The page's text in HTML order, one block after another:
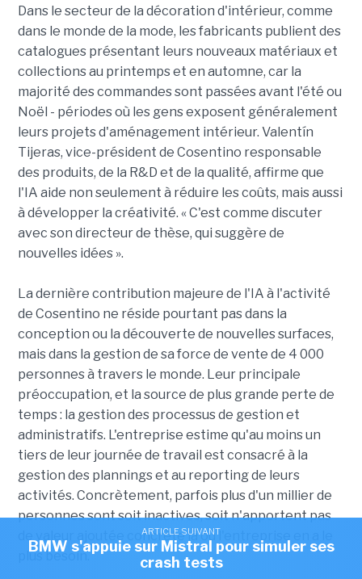
Dans le secteur de la décoration d'intérieur, comme
dans le monde de la mode, les fabricants publient des
catalogues présentant leurs nouveaux matériaux et
collections au printemps et en automne, car la
majorité des commandes sont passées avant l'été ou
Noël - périodes où les gens exposent généralement
leurs projets d'aménagement intérieur. Valentín
Tijeras, vice-président de Cosentino responsable
des produits, de la R&D et de la qualité, affirme que
l'IA aide non seulement à réduire les coûts, mais aussi
à développer la créativité. « C'est comme discuter
avec son directeur de thèse, qui suggère de
nouvelles idées ».
La dernière contribution majeure de l'IA à l'activité
de Cosentino ne réside pourtant pas dans la
conception ou la découverte de nouvelles surfaces,
mais dans la gestion de sa force de vente de 4 000
personnes à travers le monde. Leur principale
préoccupation, et la source de plus grande perte de
temps : la gestion des processus de gestion et
administratifs. L'entreprise estime qu'au moins un
tiers de leur journée de travail est consacré à la
gestion des plannings et au reporting de leurs
activités. Concrètement, parfois plus d'un millier de
personnes sont soit inactives, soit n'apportent pas
de valeur ajoutée concrète là où l'entreprise en a le
plus besoin.
ARTICLE SUIVANT
BMW s'appuie sur Mistral pour simuler ses
crash tests